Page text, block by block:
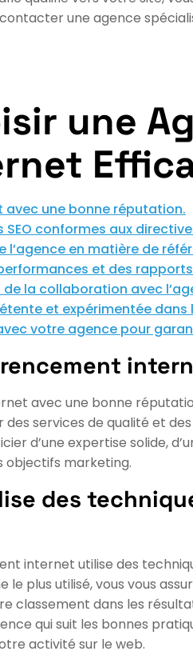
une agence
une
avec une bonne réputation.
conformes aux
l’agence en matière de
et des
la collaboration avec
et expérimentée
votre agence pour
avec une bonne
services de qualité et
d’une expertise solide,
objectifs marketing.
des
internet utilise des
plus utilisé, vous vous
classement dans les
qui suit les bonnes
activité sur le web.